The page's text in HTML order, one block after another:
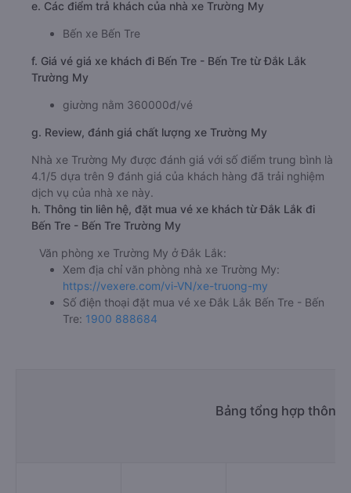
e. Các điểm trả khách của nhà xe Trường My
Bến xe Bến Tre
f. Giá vé giá xe khách đi Bến Tre - Bến Tre từ Đắk Lắk
Trường My
giường nằm 360000đ/vé
g. Review, đánh giá chất lượng xe Trường My
Nhà xe Trường My được đánh giá với số điểm trung bình là
4.1/5 dựa trên 9 đánh giá của khách hàng đã trải nghiệm
dịch vụ của nhà xe này.
h. Thông tin liên hệ, đặt mua vé xe khách từ Đắk Lắk đi
Bến Tre - Bến Tre Trường My
Văn phòng xe Trường My ở Đắk Lắk:
Xem địa chỉ văn phòng nhà xe Trường My:
https://vexere.com/vi-VN/xe-truong-my
Số điện thoại đặt mua vé xe Đắk Lắk Bến Tre - Bến
Tre: 1900 888684
Bảng tổng hợp thông